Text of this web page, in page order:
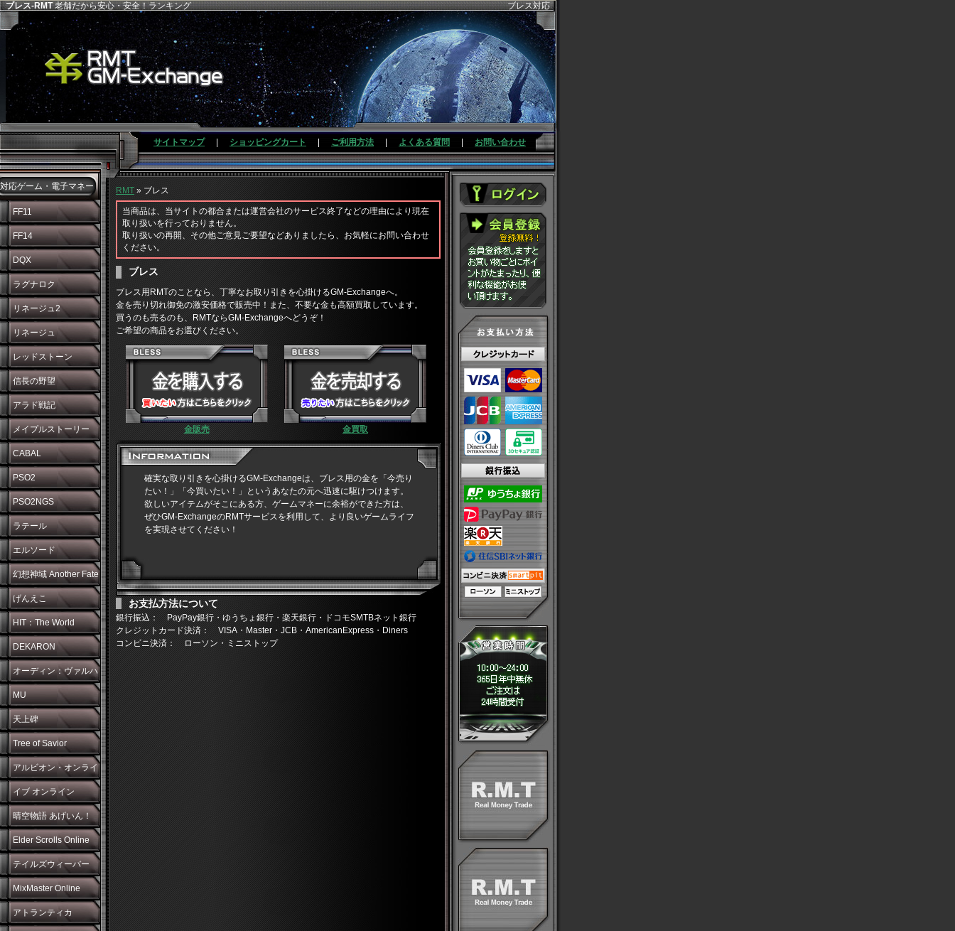
ブレス-RMT老舗だから安心・安全！ランキング ブレス対応
サイトマップ ショッピングカート ご利用方法 よくある質問 お問い合わせ
対応ゲーム・電子マネー
FF11
FF14
DQX
ラグナロク
リネージュ2
リネージュ
レッドストーン
信長の野望
アラド戦記
メイプルストーリー
CABAL
PSO2
PSO2NGS
ラテール
エルソード
幻想神域 Another Fate
げんえこ
HIT：The World
DEKARON
オーディン：ヴァルハ
ラ・ライジング
MU
天上碑
Tree of Savior
アルビオン・オンライ
ン
イブ オンライン
晴空物語 あげいん！
Elder Scrolls Online
テイルズウィーバー
MixMaster Online
アトランティカ
RMT » ブレス
当商品は、当サイトの都合または運営会社のサービス終了などの理由により現在
取り扱いを行っておりません。
取り扱いの再開、その他ご意見ご要望などありましたら、お気軽にお問い合わせ
ください。
ブレス
ブレス用RMTのことなら、丁寧なお取り引きを心掛けるGM-Exchangeへ。
金を売り切れ御免の激安価格で販売中！また、不要な金も高額買取しています。
買うのも売るのも、RMTならGM-Exchangeへどうぞ！
ご希望の商品をお選びください。
金販売 金買取
確実な取り引きを心掛けるGM-Exchangeは、ブレス用の金を「今売り
たい！」「今買いたい！」というあなたの元へ迅速に駆けつけます。
欲しいアイテムがそこにある方、ゲームマネーに余裕ができた方は、
ぜひGM-ExchangeのRMTサービスを利用して、より良いゲームライフ
を実現させてください！
お支払方法について
銀行振込： PayPay銀行・ゆうちょ銀行・楽天銀行・ドコモSMTBネット銀行
クレジットカード決済： VISA・Master・JCB・AmericanExpress・Diners
コンビニ決済： ローソン・ミニストップ